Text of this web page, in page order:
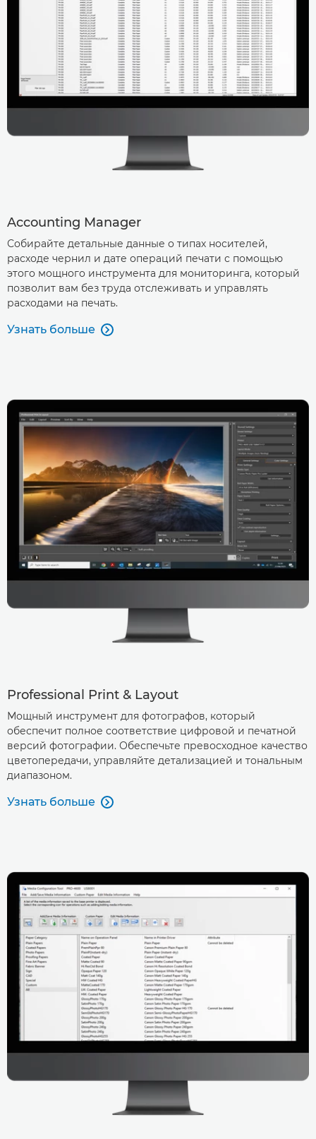
Accounting Manager
Собирайте детальные данные о типах носителей,
расходе чернил и дате операций печати с помощью
этого мощного инструмента для мониторинга, который
позволит вам без труда отслеживать и управлять
расходами на печать.
Узнать больше 
Professional Print & Layout
Мощный инструмент для фотографов, который
обеспечит полное соответствие цифровой и печатной
версий фотографии. Обеспечьте превосходное качество
цветопередачи, управляйте детализацией и тональным
диапазоном.
Узнать больше 